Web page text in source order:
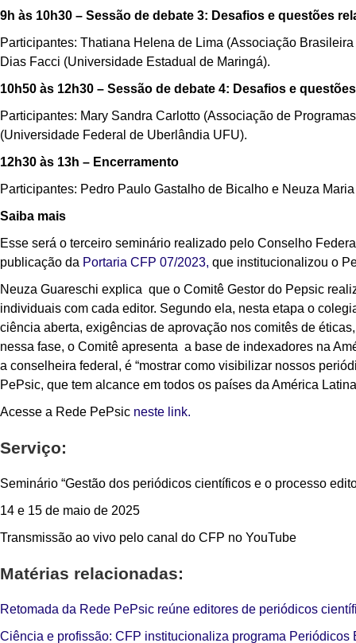
9h às 10h30 – Sessão de debate 3: Desafios e questões
Participantes: Thatiana Helena de Lima (Associação
Dias Facci (Universidade Estadual de Maringá).
10h50 às 12h30 – Sessão de debate 4: Desafios e
Participantes: Mary Sandra Carlotto (Associação de
(Universidade Federal de Uberlândia UFU).
12h30 às 13h – Encerramento
Participantes: Pedro Paulo Gastalho de Bicalho e Neuza
Saiba mais
Esse será o terceiro seminário realizado pelo Conselho
publicação da Portaria CFP 07/2023, que institucionalizou o
Neuza Guareschi explica que o Comitê Gestor do Pepsic
individuais com cada editor. Segundo ela, nesta etapa o
ciência aberta, exigências de aprovação nos comitês de
nessa fase, o Comitê apresenta a base de indexadores na
a conselheira federal, é “mostrar como visibilizar nossos
PePsic, que tem alcance em todos os países da América
Acesse a Rede PePsic neste link.
Serviço:
Seminário “Gestão dos periódicos científicos e o processo
14 e 15 de maio de 2025
Transmissão ao vivo pelo canal do CFP no YouTube
Matérias relacionadas:
Retomada da Rede PePsic reúne editores de periódicos
Ciência e profissão: CFP institucionaliza programa